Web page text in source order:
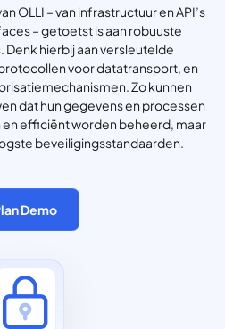
OLLI – van infrastructuur en API’s
– getoetst is aan robuuste
hierbij aan versleutelde
voor datatransport, en
Zo kunnen
dat hun gegevens en processen
en efficiënt worden beheerd, maar
beveiligingsstandaarden.
Demo